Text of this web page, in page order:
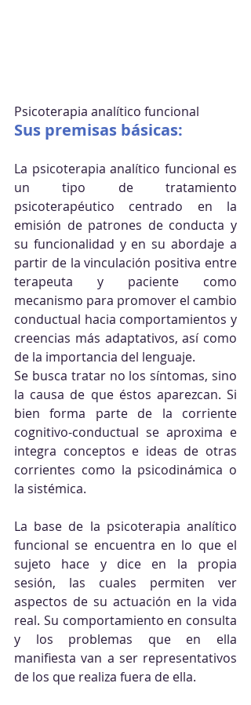
Psicoterapia analítico funcional
Sus premisas básicas:
La psicoterapia analítico funcional es
un tipo de tratamiento
psicoterapéutico centrado en la
emisión de patrones de conducta y
su funcionalidad y en su abordaje a
partir de la vinculación positiva entre
terapeuta y paciente como
mecanismo para promover el cambio
conductual hacia comportamientos y
creencias más adaptativos, así como
de la importancia del lenguaje.
Se busca tratar no los síntomas, sino
la causa de que éstos aparezcan. Si
bien forma parte de la corriente
cognitivo-conductual se aproxima e
integra conceptos e ideas de otras
corrientes como la psicodinámica o
la sistémica.
La base de la psicoterapia analítico
funcional se encuentra en lo que el
sujeto hace y dice en la propia
sesión, las cuales permiten ver
aspectos de su actuación en la vida
real. Su comportamiento en consulta
y los problemas que en ella
manifiesta van a ser representativos
de los que realiza fuera de ella.